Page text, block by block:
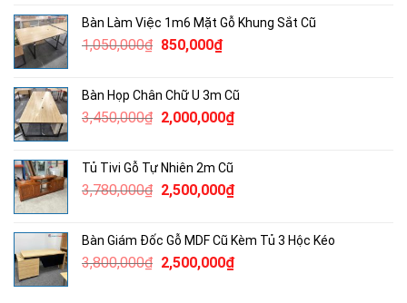
2,000,000₫.là:
Bàn Làm Việc 1m6 Mặt Gỗ Khung Sắt Cũ
1,050,000₫ Giá
1,050,000₫.
850,000₫Giá
là:
850,000₫.
Bàn Họp Chân Chữ U 3m Cũ
3,450,000₫ Giá
3,450,000₫.
2,000,000₫Giá
2,000,000₫.
Tủ Tivi Gỗ Tự Nhiên 2m Cũ
3,780,000₫ Giá
3,780,000₫.
2,500,000₫Giá
là:
2,500,000₫.
Bàn Giám Đốc Gỗ MDF Cũ Kèm Tủ 3 Hộc Kéo
3,800,000₫ Giá
2,500,000₫Giá